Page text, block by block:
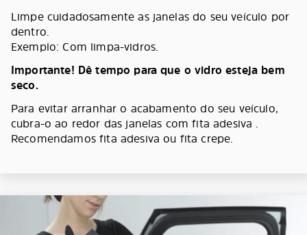
Limpe cuidadosamente as janelas do seu veículo por
dentro.
Exemplo: Com limpa-vidros.
Importante! Dê tempo para que o vidro esteja bem
seco.
Para evitar arranhar o acabamento do seu veículo,
cubra-o ao redor das janelas com fita adesiva .
Recomendamos fita adesiva ou fita crepe.